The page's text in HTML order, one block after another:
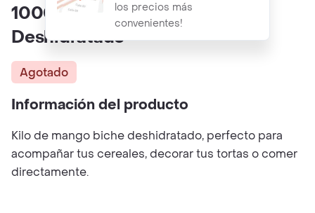
los precios más
convenientes!
1000g De Mango Biche
Deshidratado
Agotado
Información del producto
Kilo de mango biche deshidratado, perfecto para
acompañar tus cereales, decorar tus tortas o comer
directamente.